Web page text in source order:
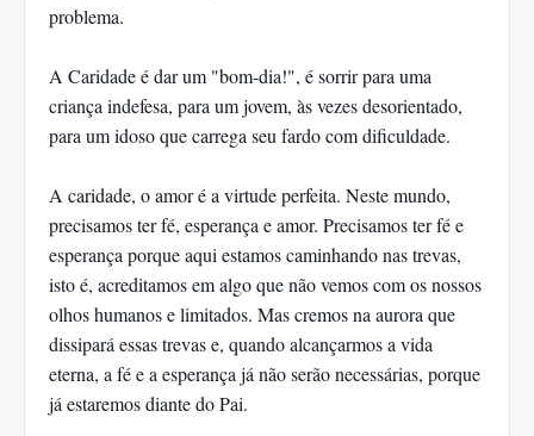
problema.
A Caridade é dar um "bom-dia!", é sorrir para uma
criança indefesa, para um jovem, às vezes desorientado,
para um idoso que carrega seu fardo com dificuldade.
A caridade, o amor é a virtude perfeita. Neste mundo,
precisamos ter fé, esperança e amor. Precisamos ter fé e
esperança porque aqui estamos caminhando nas trevas,
isto é, acreditamos em algo que não vemos com os nossos
olhos humanos e limitados. Mas cremos na aurora que
dissipará essas trevas e, quando alcançarmos a vida
eterna, a fé e a esperança já não serão necessárias, porque
já estaremos diante do Pai.